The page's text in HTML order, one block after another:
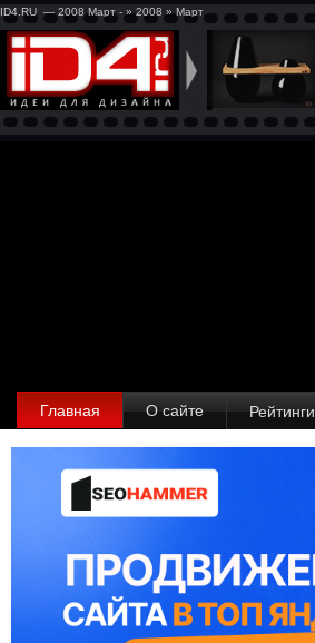
ID4.RU — 2008 Март - » 2008 » Март
Главная О сайте Рейтинги